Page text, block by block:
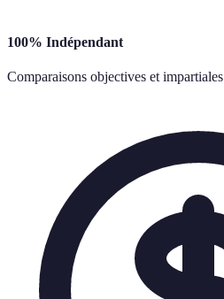
100% Indépendant
Comparaisons objectives et impartiales